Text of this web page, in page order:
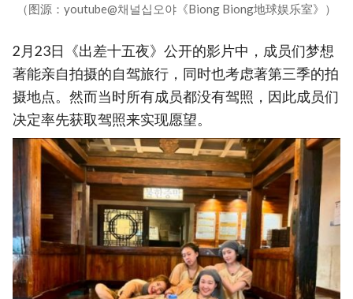
（图源：youtube@채널십오야《Biong Biong地球娱乐室》）
2月23日《出差十五夜》公开的影片中，成员们梦想
著能亲自拍摄的自驾旅行，同时也考虑著第三季的拍
摄地点。然而当时所有成员都没有驾照，因此成员们
决定率先获取驾照来实现愿望。